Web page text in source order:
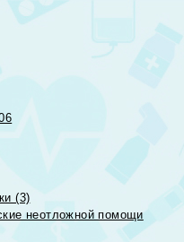
(3)
неотложной помощи